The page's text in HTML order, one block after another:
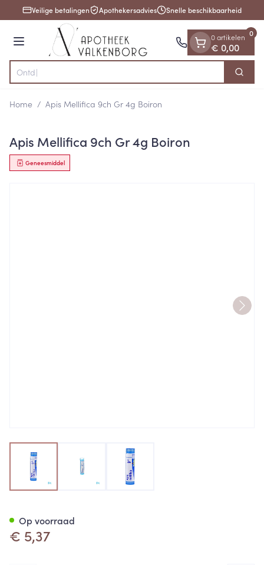
Ga naar de inhoud
1 van 1Veilige betalingen Apothekersadvies Snelle beschikbaarheid
Menu
Product, merk, categorie... Zoek
0 artikelen
€ 0,00
0
Home / Apis Mellifica 9ch Gr 4g Boiron
Apis Mellifica 9ch Gr 4g Boiron
Geneesmiddel
View larger imageView larger imageView larger image
€ 5,37
Op voorraad